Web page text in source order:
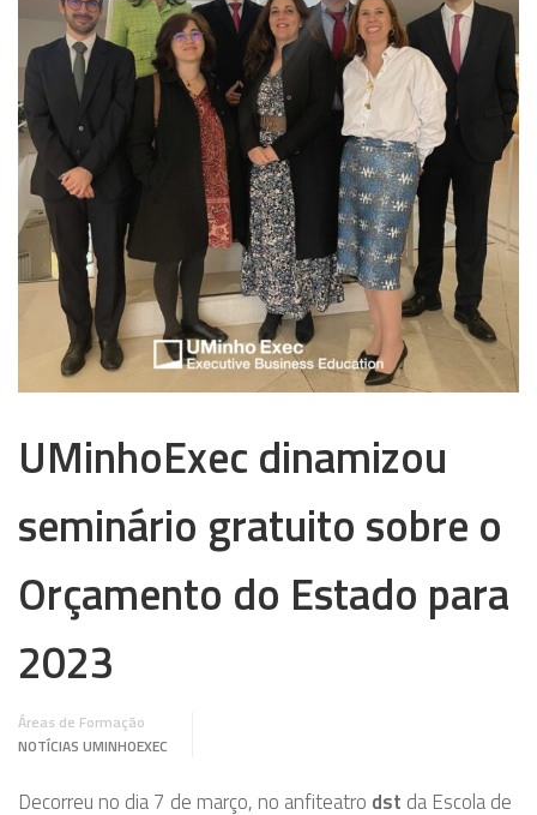
UMinhoExec dinamizou
seminário gratuito sobre o
Orçamento do Estado para
2023
Áreas de Formação
NOTÍCIAS UMINHOEXEC
Decorreu no dia 7 de março, no anfiteatro dst da Escola de